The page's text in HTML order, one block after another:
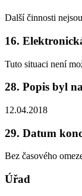
Další činnosti
16.
Tuto situaci není
28. Popis byl
12.04.2018
29. Datum
Bez časového
Úřad